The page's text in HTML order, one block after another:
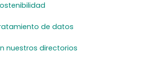
de datos
nuestros directorios